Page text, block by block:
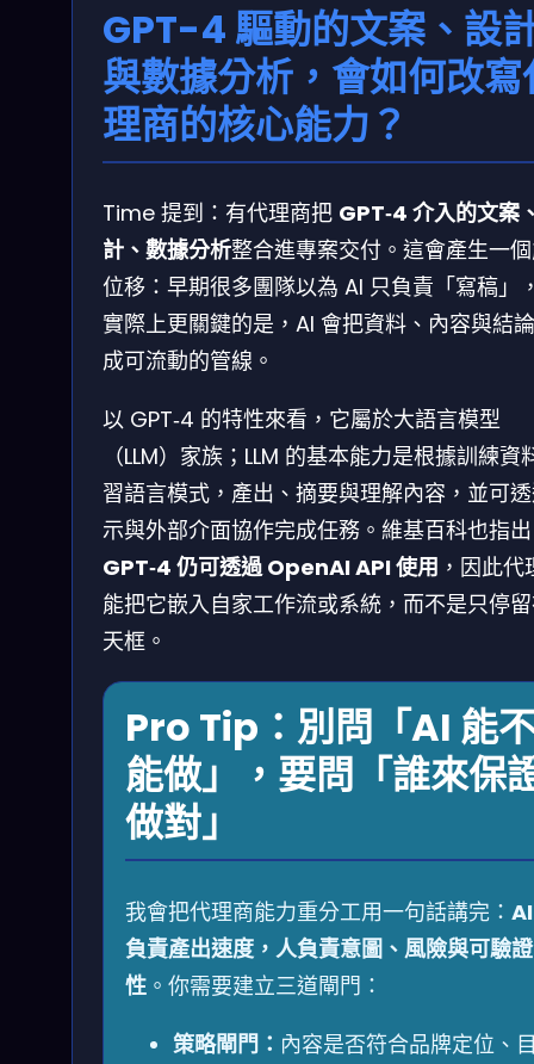
GPT-4 驅動的文案、設
與數據分析，會如何改寫
理商的核心能力？
Time 提到：有代理商把 GPT‑4 介入的文案
計、數據分析整合進專案交付。這會產生一
位移：早期很多團隊以為 AI 只負責「寫稿」
實際上更關鍵的是，AI 會把資料、內容與結
成可流動的管線。
以 GPT‑4 的特性來看，它屬於大語言模型
（LLM）家族；LLM 的基本能力是根據訓練資
習語言模式，產出、摘要與理解內容，並可
示與外部介面協作完成任務。維基百科也指
GPT‑4 仍可透過 OpenAI API 使用 ，因此代
能把它嵌入自家工作流或系統，而不是只停
天框。
Pro Tip：別問「AI 能
能做」，要問「誰來保
做對」
我會把代理商能力重分工用一句話講完： AI
負責產出速度，人負責意圖、風險與可驗證
性 。你需要建立三道閘門：
策略閘門： 內容是否符合品牌定位、